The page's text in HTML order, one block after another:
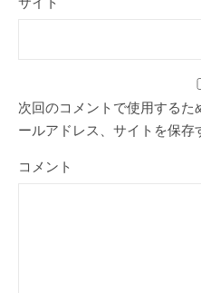
次回のコメントで使用するた
ールアドレス、サイトを保存
コメント